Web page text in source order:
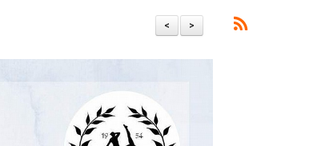
>
<